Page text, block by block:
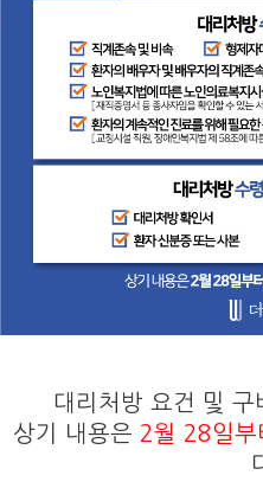
대리처방 요건 및 구
상기 내용은 2월 28일부